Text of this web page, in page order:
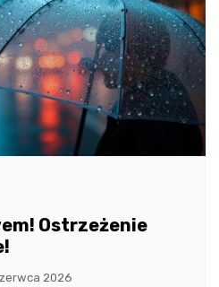
Ostrzeżenie
2026